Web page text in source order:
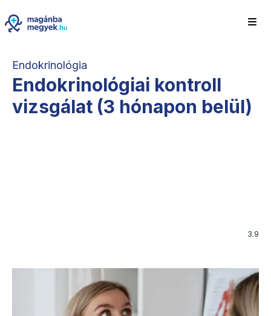
Endokrinológia
Endokrinológiai kontroll
vizsgálat (3 hónapon belül)
3.9